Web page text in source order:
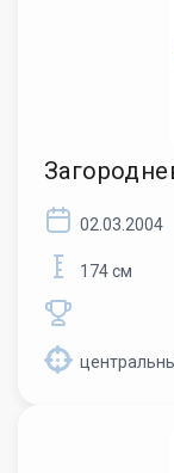
02.03.2004
174 см